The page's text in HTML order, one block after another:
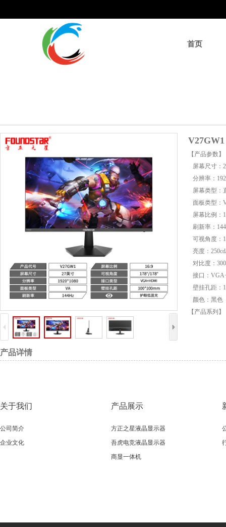
首页
V27GW1
【产品参数
屏幕尺寸：
分辨率：
屏幕类型：
面板类型：
屏幕比例：
刷新率：
可视角度：
亮度：
对比度：
接口：
壁挂孔距：
颜色：黑色
【产品系列
产品详情
关于我们
公司简介
企业文化
产品展示
方正之星液晶显示器
吾虎电竞液晶显示器
商显一体机